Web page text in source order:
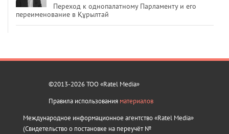
Переход к однопалатному Парламенту и его
переименование в Құрылтай
©2013-2026 ТОО «Ratel Media»
Правила использования материалов
Международное информационное агентство «Ratel Media»
(Свидетельство о постановке на переучёт №